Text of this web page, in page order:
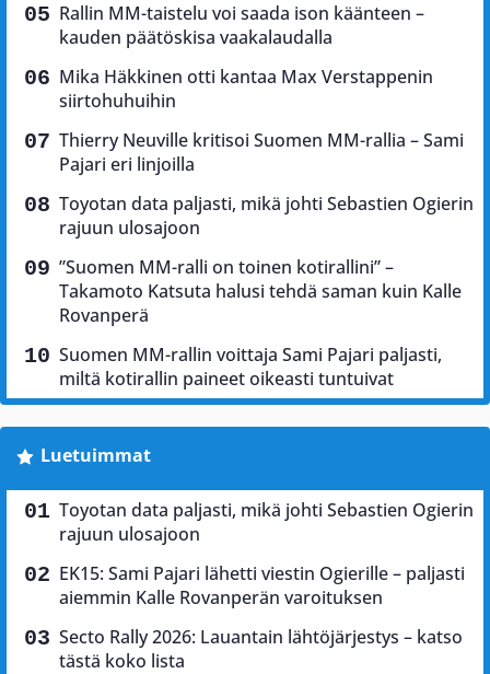
Rallin MM-taistelu voi saada ison käänteen –
kauden päätöskisa vaakalaudalla
Mika Häkkinen otti kantaa Max Verstappenin
siirtohuhuihin
Thierry Neuville kritisoi Suomen MM-rallia – Sami
Pajari eri linjoilla
Toyotan data paljasti, mikä johti Sebastien Ogierin
rajuun ulosajoon
”Suomen MM-ralli on toinen kotirallini” –
Takamoto Katsuta halusi tehdä saman kuin Kalle
Rovanperä
Suomen MM-rallin voittaja Sami Pajari paljasti,
miltä kotirallin paineet oikeasti tuntuivat
Luetuimmat
Toyotan data paljasti, mikä johti Sebastien Ogierin
rajuun ulosajoon
EK15: Sami Pajari lähetti viestin Ogierille – paljasti
aiemmin Kalle Rovanperän varoituksen
Secto Rally 2026: Lauantain lähtöjärjestys – katso
tästä koko lista